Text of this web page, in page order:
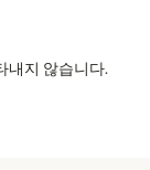
내지 않습니다.